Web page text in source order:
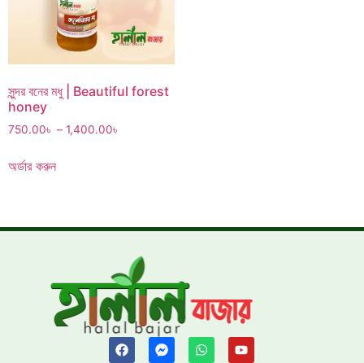
সুন্দর বনের মধু | Beautiful forest
honey
750.00৳ – 1,400.00৳
অর্ডার করুন